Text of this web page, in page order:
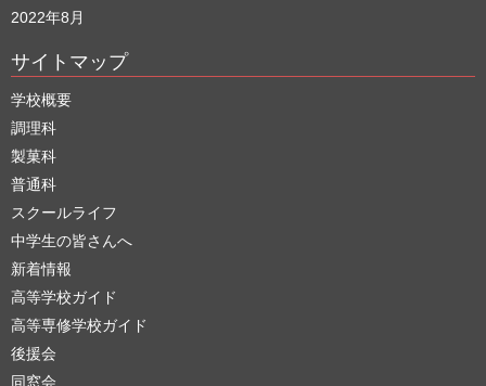
2022年8月
サイトマップ
学校概要
調理科
製菓科
普通科
スクールライフ
中学生の皆さんへ
新着情報
高等学校ガイド
高等専修学校ガイド
後援会
同窓会